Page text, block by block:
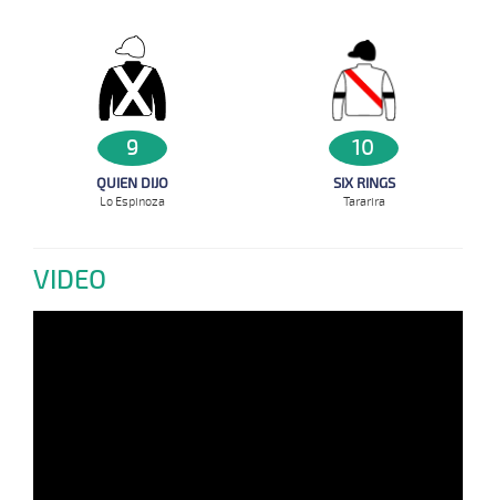
9
QUIEN DIJO
Lo Espinoza
10
SIX RINGS
Tararira
VIDEO